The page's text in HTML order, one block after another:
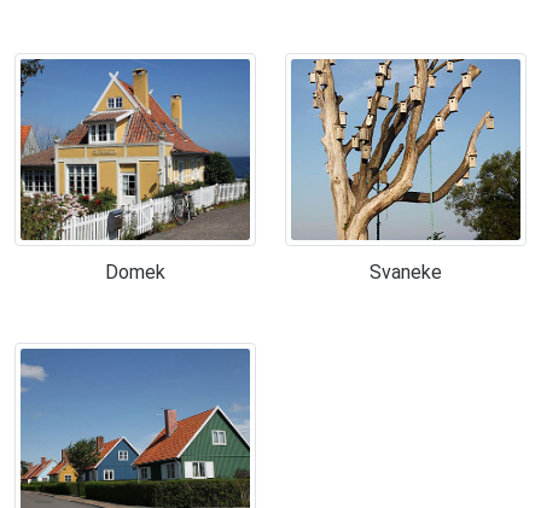
Domek Svaneke